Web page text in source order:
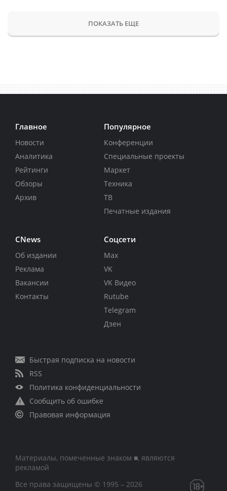
ПОКАЗАТЬ ЕЩЕ
Главное
Новости
Аналитика
Рейтинги
Обзоры
Архив
Популярное
Конференции
Специальные проекты
Маркет
Техника
ТВ
Печатные издания
CNews
Об издании
Реклама
Вакансии
Контакты
Соцсети
Max
VK
VK Видео
Rutube
Telegram
Дзен
Быстрая подписка на новости
RSS
Политика конфиденциальности
Сообщить об ошибке
Правовая информация
Материалы, помеченные знаком ■, являются
рекламой
Все права защищены © 1995 – 2026